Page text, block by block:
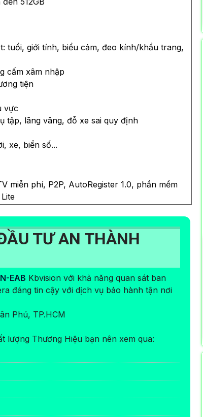
tuổi, giới tính, biểu cảm, đeo kính/khẩu trang,
cấm xâm nhập
tiện
vực
tập, lãng vãng, đỗ xe sai quy định
xe, biển số...
miễn phí, P2P, AutoRegister 1.0, phần mềm
TƯ AN THÀNH
EAB Kbvision với khả năng quan sát ban
đáng tin cậy với dịch vụ bảo hành tận nơi
Phú, TP.HCM
lượng Thương Hiệu bạn nên xem qua: